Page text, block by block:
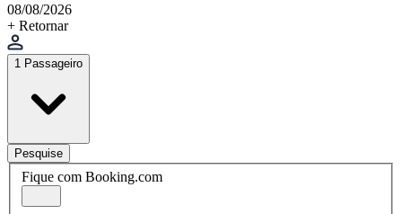
08/08/2026
+ Retornar
1 Passageiro
Pesquise
Fique com Booking.com